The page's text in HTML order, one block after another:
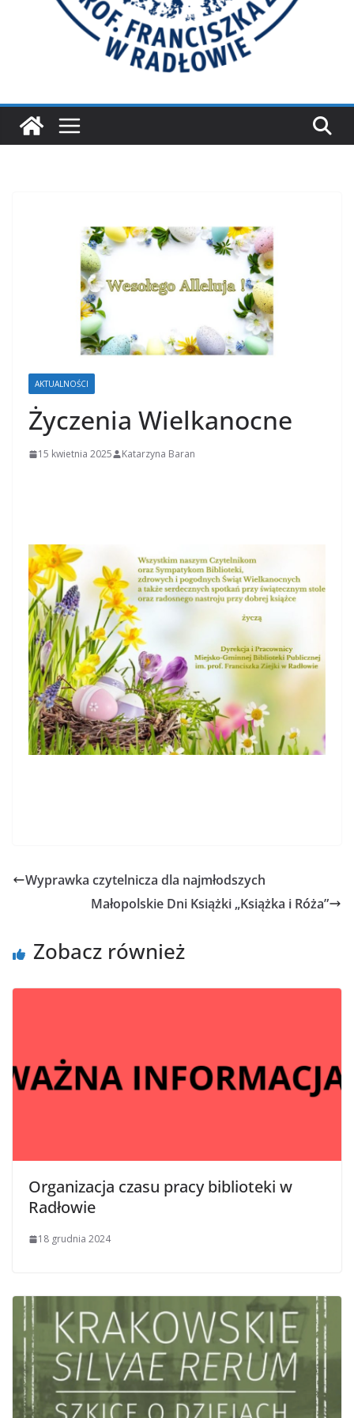
AKTUALNOŚCI
Życzenia Wielkanocne
15 kwietnia 2025 Katarzyna Baran
Wyprawka czytelnicza dla najmłodszych
Małopolskie Dni Książki „Książka i Róża”
Zobacz również
Organizacja czasu pracy biblioteki w
Radłowie
18 grudnia 2024